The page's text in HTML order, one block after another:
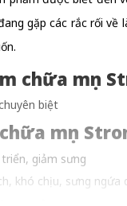
gặp các rắc rối về
chữa mụn
biệt
mụn
triển, giảm sưng
khó chịu, sưng ngứa